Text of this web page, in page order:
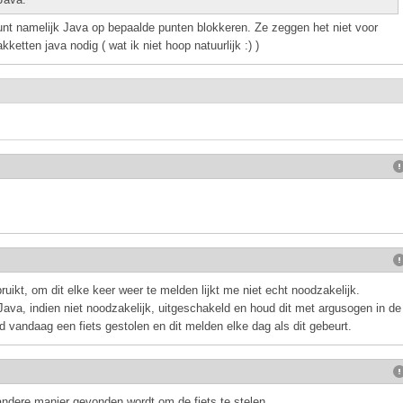
namelijk Java op bepaalde punten blokkeren. Ze zeggen het niet voor
java nodig ( wat ik niet hoop natuurlijk :) )
om dit elke keer weer te melden lijkt me niet echt noodzakelijk.
indien niet noodzakelijk, uitgeschakeld en houd dit met argusogen in de
vandaag een fiets gestolen en dit melden elke dag als dit gebeurt.